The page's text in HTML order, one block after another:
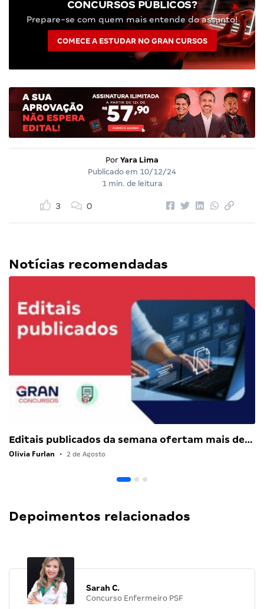
CONCURSOS PÚBLICOS?
Prepare-se com quem mais entende do assunto!
COMECE A ESTUDAR NO GRAN CURSOS
Por Yara Lima
Publicado em 10/12/24
1 min. de leitura
3 0
Notícias recomendadas
Editais publicados da semana ofertam mais de…
Olivia Furlan • 2 de Agosto
Depoimentos relacionados
Sarah C.
Concurso Enfermeiro PSF